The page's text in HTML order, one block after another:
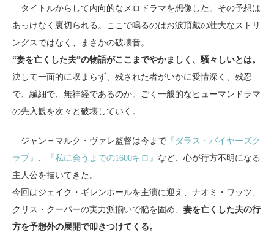
タイトルからして内向的なメロドラマを想像した。その予想は
あっけなく裏切られる。ここで鳴るのはお涙頂戴の壮大なストリ
ングスではなく、まさかの破壊音。
“妻を亡くした夫”の物語がここまでやかましく、騒々しいとは。
決して一面的に収まらず、残された者がいかに愛情深く、残忍
で、繊細で、無神経であるのか。ごく一般的なヒューマンドラマ
の先入観を次々と破壊していく。
ジャン＝マルク・ヴァレ監督は今まで 『ダラス・バイヤーズク
ラブ』 、 『私に会うまでの1600キロ』 など、心が行方不明になる
主人公を描いてきた。
今回はジェイク・ギレンホールを主演に迎え、ナオミ・ワッツ、
クリス・クーパーの実力派揃いで脇を固め、 妻を亡くした夫の行
方を予想外の展開で叩きつけてくる。